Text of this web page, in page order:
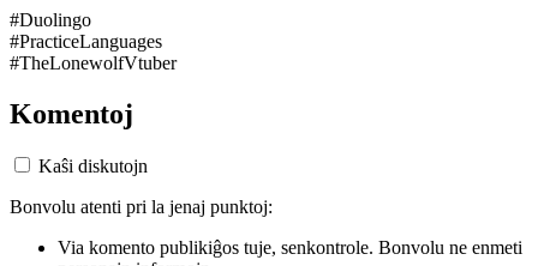
#Duolingo
#PracticeLanguages
#TheLonewolfVtuber
Komentoj
Kaŝi diskutojn
Bonvolu atenti pri la jenaj punktoj:
Via komento publikiĝos tuje, senkontrole. Bonvolu ne enmeti